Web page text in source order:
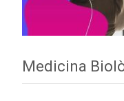
Medicina